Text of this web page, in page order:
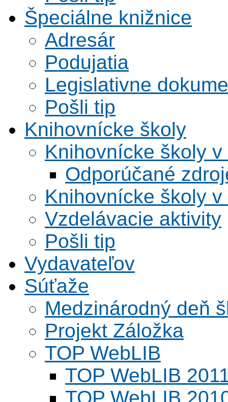
Špeciálne knižnice
Adresár
Podujatia
Legislativne
Pošli tip
Knihovnícke školy
Knihovnícke školy v
Odporúčané
Knihovnícke školy v
Vzdelávacie aktivity
Pošli tip
Vydavateľov
Súťaže
Medzinárodný deň
Projekt Záložka
TOP WebLIB
TOP WebLIB